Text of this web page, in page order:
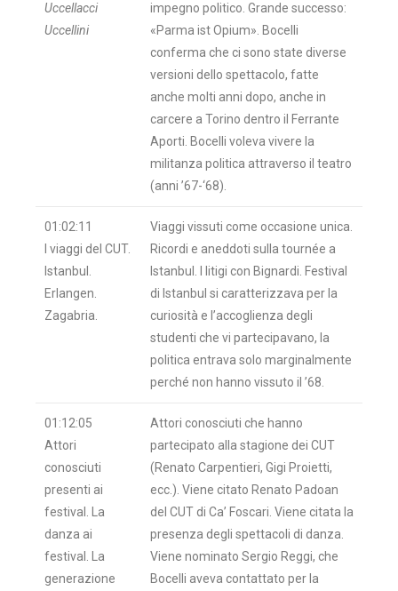
Uccellacci
Uccellini
impegno politico. Grande successo:
«Parma ist Opium». Bocelli
conferma che ci sono state diverse
versioni dello spettacolo, fatte
anche molti anni dopo, anche in
carcere a Torino dentro il Ferrante
Aporti. Bocelli voleva vivere la
militanza politica attraverso il teatro
(anni ’67-‘68).
01:02:11
I viaggi del CUT.
Istanbul.
Erlangen.
Zagabria.
Viaggi vissuti come occasione unica.
Ricordi e aneddoti sulla tournée a
Istanbul. I litigi con Bignardi. Festival
di Istanbul si caratterizzava per la
curiosità e l’accoglienza degli
studenti che vi partecipavano, la
politica entrava solo marginalmente
perché non hanno vissuto il ’68.
01:12:05
Attori
conosciuti
presenti ai
festival. La
danza ai
festival. La
generazione
Attori conosciuti che hanno
partecipato alla stagione dei CUT
(Renato Carpentieri, Gigi Proietti,
ecc.). Viene citato Renato Padoan
del CUT di Ca’ Foscari. Viene citata la
presenza degli spettacoli di danza.
Viene nominato Sergio Reggi, che
Bocelli aveva contattato per la